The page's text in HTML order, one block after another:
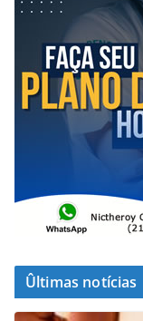
Ûltimas notícias